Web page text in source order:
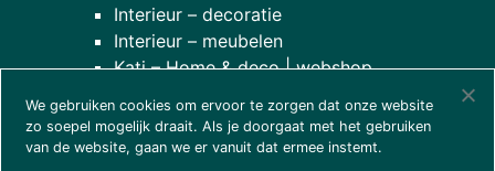
Interieur – decoratie
Interieur – meubelen
Kati – Home & deco | webshop
over onze winkel
We gebruiken cookies om ervoor te zorgen dat onze website
zo soepel mogelijk draait. Als je doorgaat met het gebruiken
van de website, gaan we er vanuit dat ermee instemt.